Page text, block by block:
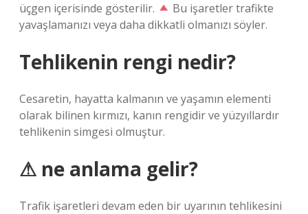
üçgen içerisinde gösterilir.
Bu işaretler trafikte
yavaşlamanızı veya daha dikkatli olmanızı söyler.
Tehlikenin rengi nedir?
Cesaretin, hayatta kalmanın ve yaşamın elementi
olarak bilinen kırmızı, kanın rengidir ve yüzyıllardır
tehlikenin simgesi olmuştur.
⚠ ne anlama gelir?
Trafik işaretleri devam eden bir uyarının tehlikesini